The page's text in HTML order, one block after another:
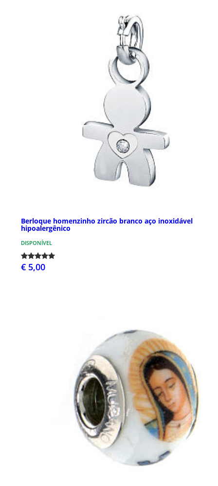
Berloque homenzinho zircão branco aço inoxidável
hipoalergênico
DISPONÍVEL
€ 5,00